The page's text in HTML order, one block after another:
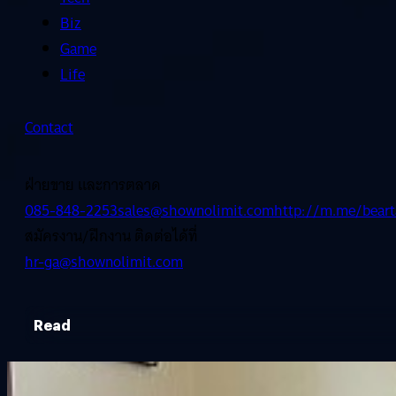
Biz
Game
Life
Contact
ฝ่ายขาย และการตลาด
085-848-2253sales@shownolimit.comhttp://m.me/
สมัครงาน/ฝึกงาน ติดต่อได้ที่
hr-ga@shownolimit.com
Read